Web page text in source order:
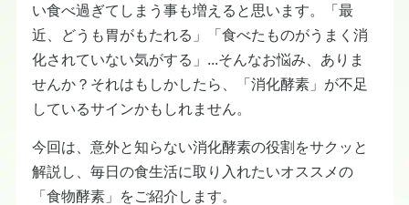
い食べ過ぎてしまう事も増えると思います。「最
近、どうも胃がもたれる」「食べたものがうまく消
化されていない気がする」...そんなお悩み、ありま
せんか？それはもしかしたら、「消化酵素」が不足
しているサインかもしれません。
今回は、意外と知らない消化酵素の役割をサクッと
解説し、毎日の食生活に取り入れたいオススメの
「食物酵素」をご紹介します。